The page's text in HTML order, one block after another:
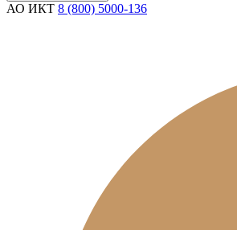
АО ИКТ 8 (800) 5000-136